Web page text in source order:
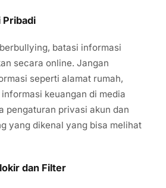
Pribadi
batasi informasi
secara online. Jangan
seperti alamat rumah,
keuangan di media
pengaturan privasi akun dan
yang dikenal yang bisa melihat
dan Filter